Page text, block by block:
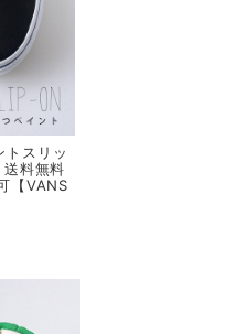
スリッ
料無料
【VANS